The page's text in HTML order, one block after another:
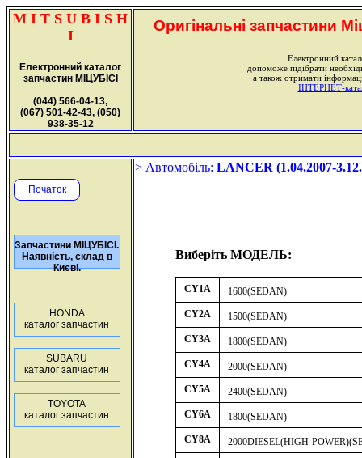
M I T S U B I S H
I
Електронний каталог
запчастин МІЦУБІСІ
(044) 566-04-13,
(067) 501-42-43, (050)
938-35-12
Оригінальні запчастини
Електронний
допоможе підібрати
а також отримати
ІНТЕРНЕТ-
Початок
Запчастини МІЦУБІСІ.
Наявність, склад в
Києві.
HONDA
каталог запчастин
SUBARU
каталог запчастин
TOYOTA
каталог запчастин
> Автомобіль: LANCER (1.04.2007-
Виберіть МОДЕЛЬ:
CY1A
1600(SEDAN)
CY2A
1500(SEDAN)
CY3A
1800(SEDAN)
CY4A
2000(SEDAN)
CY5A
2400(SEDAN)
CY6A
1800(SEDAN)
CY8A
2000DIESEL(HIGH-